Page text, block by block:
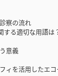
察の流れ
る適切な用語は
意義
を活用したエコ